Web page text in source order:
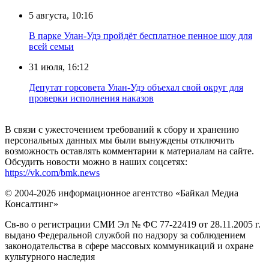
5 августа, 10:16
В парке Улан-Удэ пройдёт бесплатное пенное шоу для
всей семьи
31 июля, 16:12
Депутат горсовета Улан-Удэ объехал свой округ для
проверки исполнения наказов
В связи с ужесточением требований к сбору и хранению
персональных данных мы были вынуждены отключить
возможность оставлять комментарии к материалам на сайте.
Обсудить новости можно в наших соцсетях:
https://vk.com/bmk.news
© 2004-2026 информационное агентство «Байкал Медиа
Консалтинг»
Св-во о регистрации СМИ Эл № ФС 77-22419 от 28.11.2005 г.
выдано Федеральной службой по надзору за соблюдением
законодательства в сфере массовых коммуникаций и охране
культурного наследия